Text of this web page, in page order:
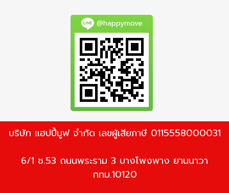
@happymove
บริษัท แฮปปี้มูฟ จำกัด เลขผู้เสียภาษี 0115558000031
6/1 ซ.53 ถนนพระราม 3 บางโพงพาง ยานนาวา
กทม.10120